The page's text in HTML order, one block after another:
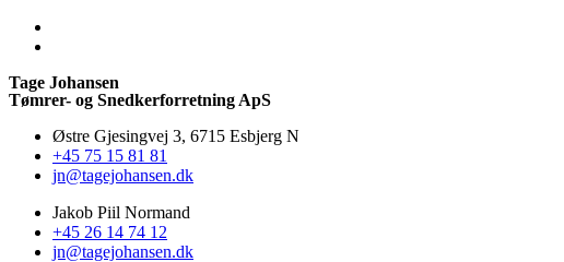
Tage Johansen
Tømrer- og Snedkerforretning ApS
Østre Gjesingvej 3, 6715 Esbjerg N
+45 75 15 81 81
jn@tagejohansen.dk
Jakob Piil Normand
+45 26 14 74 12
jn@tagejohansen.dk